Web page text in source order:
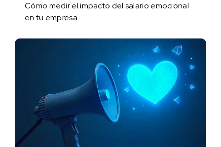
Cómo medir el impacto del salario emocional
en tu empresa